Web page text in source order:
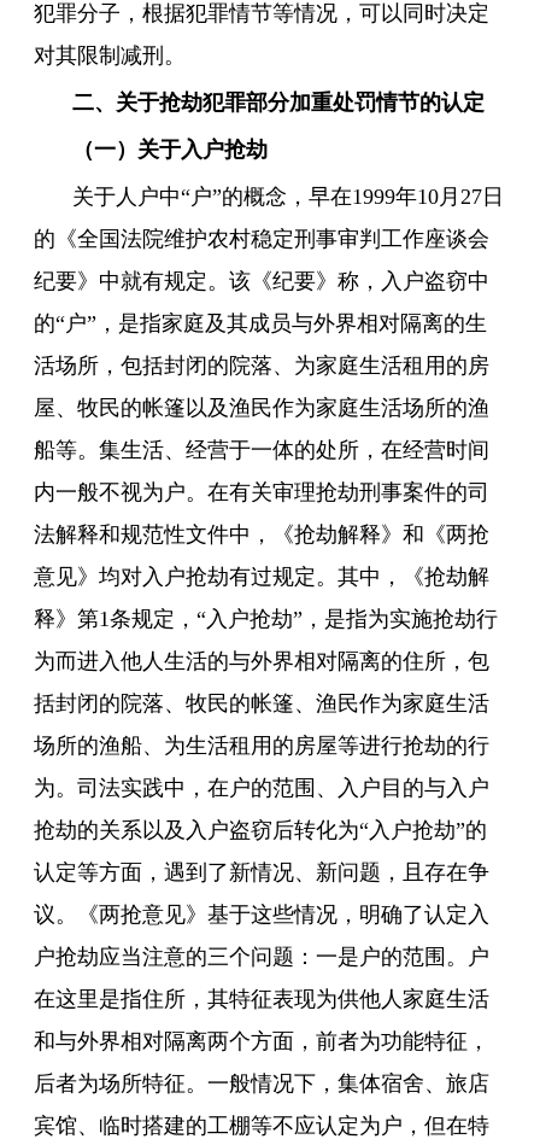
犯罪分子，根据犯罪情节等情况，可以同时决定
对其限制减刑。
二、关于抢劫犯罪部分加重处罚情节的认定
（一）关于入户抢劫
关于人户中“户”的概念，早在1999年10月27日
的《全国法院维护农村稳定刑事审判工作座谈会
纪要》中就有规定。该《纪要》称，入户盗窃中
的“户”，是指家庭及其成员与外界相对隔离的生
活场所，包括封闭的院落、为家庭生活租用的房
屋、牧民的帐篷以及渔民作为家庭生活场所的渔
船等。集生活、经营于一体的处所，在经营时间
内一般不视为户。在有关审理抢劫刑事案件的司
法解释和规范性文件中，《抢劫解释》和《两抢
意见》均对入户抢劫有过规定。其中，《抢劫解
释》第1条规定，“入户抢劫”，是指为实施抢劫行
为而进入他人生活的与外界相对隔离的住所，包
括封闭的院落、牧民的帐篷、渔民作为家庭生活
场所的渔船、为生活租用的房屋等进行抢劫的行
为。司法实践中，在户的范围、入户目的与入户
抢劫的关系以及入户盗窃后转化为“入户抢劫”的
认定等方面，遇到了新情况、新问题，且存在争
议。《两抢意见》基于这些情况，明确了认定入
户抢劫应当注意的三个问题：一是户的范围。户
在这里是指住所，其特征表现为供他人家庭生活
和与外界相对隔离两个方面，前者为功能特征，
后者为场所特征。一般情况下，集体宿舍、旅店
宾馆、临时搭建的工棚等不应认定为户，但在特